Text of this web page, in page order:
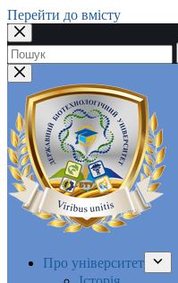
Перейти до вмісту
Немає
результатів
Про університет